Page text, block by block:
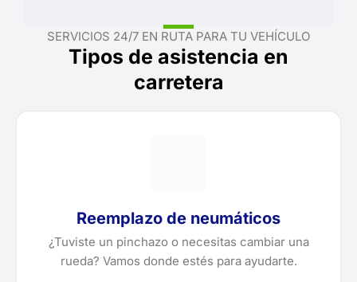
SERVICIOS 24/7 EN RUTA PARA TU VEHÍCULO
Tipos de asistencia en
carretera
Reemplazo de neumáticos
¿Tuviste un pinchazo o necesitas cambiar una
rueda? Vamos donde estés para ayudarte.